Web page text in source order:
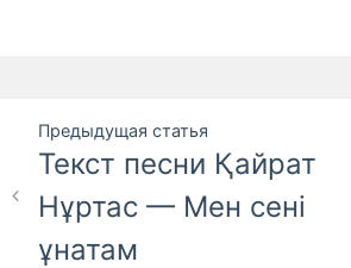
Навигация
записям
Предыдущая статья
Текст песни Қайрат
Нұртас — Мен сені
ұнатам